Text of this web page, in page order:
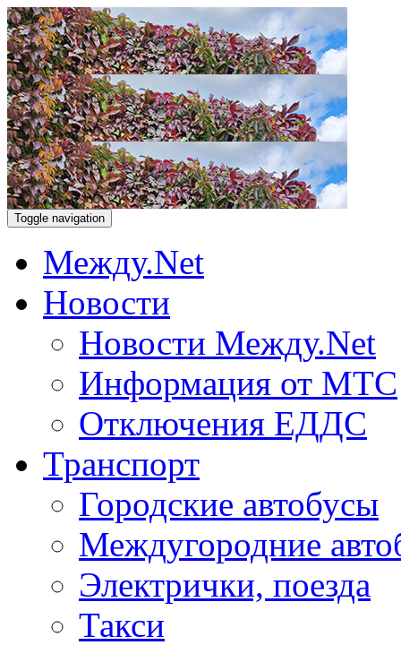
Toggle navigation
Между.Net
Новости
Новости Между.Net
Информация от МТС
Отключения ЕДДС
Транспорт
Городские автобусы
Междугородние
Электрички, поезда
Такси